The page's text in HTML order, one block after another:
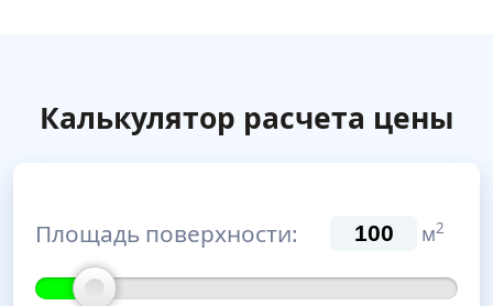
Калькулятор расчета цены
Площадь поверхности: м2